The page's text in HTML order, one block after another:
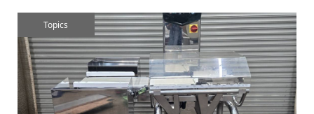
Topics